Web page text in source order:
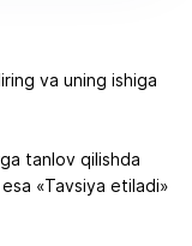
va uning ishiga
tanlov qilishda
«Tavsiya etiladi»